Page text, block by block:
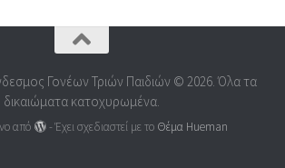
Γονέων Τριών Παιδιών © 2026. Όλα τα
δικαιώματα κατοχυρωμένα.
από - Έχει σχεδιαστεί με το Θέμα Ηueman